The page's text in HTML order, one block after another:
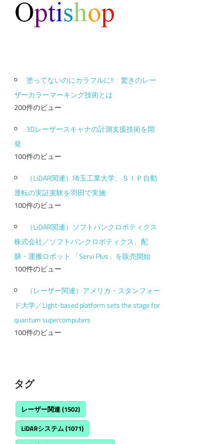
塗ってないのにカラフルに!! 驚きのレー
ザーカラーマーキング技術とは
200件のビュー
3Dレーザースキャナの計測支援技術を開
発
100件のビュー
（LiDAR関連）埼玉工業大学、ＳＩＰ自動
運転の実証実験を羽田で実施
100件のビュー
（LiDAR関連）ソフトバンクロボティクス
株式会社／ソフトバンクロボティクス、配
膳・運搬ロボット 「Servi Plus」を販売開始
100件のビュー
（レーザー関連）アメリカ・スタンフォー
ド大学／Light-based platform sets the stage for
quantum supercomputers
100件のビュー
タグ
レーザー関連(1502)
LiDARシステム(1071)